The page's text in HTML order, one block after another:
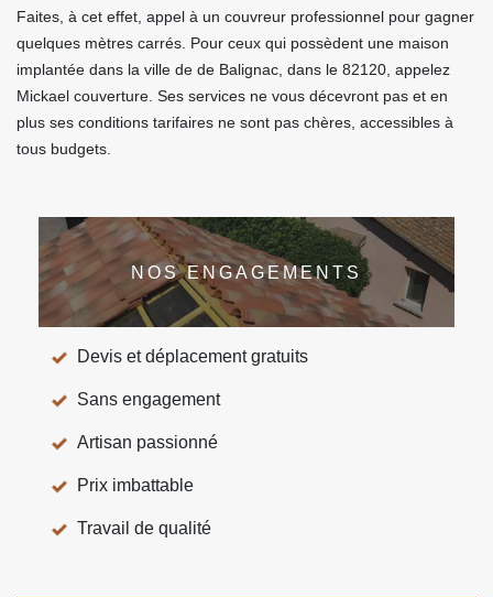
Faites, à cet effet, appel à un couvreur professionnel pour gagner
quelques mètres carrés. Pour ceux qui possèdent une maison
implantée dans la ville de de Balignac, dans le 82120, appelez
Mickael couverture. Ses services ne vous décevront pas et en
plus ses conditions tarifaires ne sont pas chères, accessibles à
tous budgets.
NOS ENGAGEMENTS
Devis et déplacement gratuits
Sans engagement
Artisan passionné
Prix imbattable
Travail de qualité